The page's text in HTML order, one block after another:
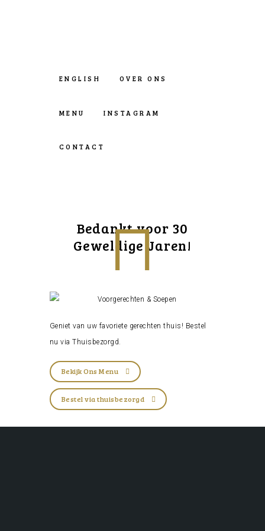
ENGLISH OVER ONS
MENU INSTAGRAM
CONTACT
Bedankt voor 30
Geweldige Jaren!
Geniet van uw favoriete gerechten thuis! Bestel
nu viaThuisbezorgd
Bekijk Ons Menu
Bestel via thuisbezorgd